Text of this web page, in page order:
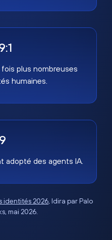
plus nombreuses
humaines.
adopté des agents IA.
identités 2026, Idira par Palo
mai 2026.